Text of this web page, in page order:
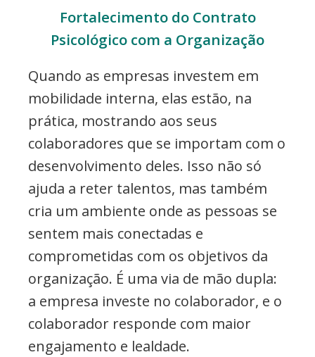
Fortalecimento do Contrato
Psicológico com a Organização
Quando as empresas investem em
mobilidade interna, elas estão, na
prática, mostrando aos seus
colaboradores que se importam com o
desenvolvimento deles. Isso não só
ajuda a reter talentos, mas também
cria um ambiente onde as pessoas se
sentem mais conectadas e
comprometidas com os objetivos da
organização. É uma via de mão dupla:
a empresa investe no colaborador, e o
colaborador responde com maior
engajamento e lealdade.